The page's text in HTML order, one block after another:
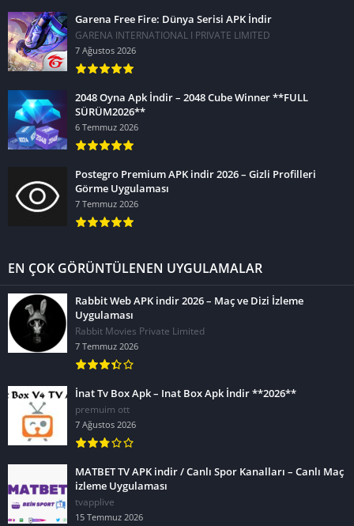
Garena Free Fire: Dünya Serisi APK İndir
GARENA INTERNATIONAL I PRIVATE LIMITED
7 Ağustos 2026
2048 Oyna Apk İndir – 2048 Cube Winner **FULL
SÜRÜM2026**
6 Temmuz 2026
Postegro Premium APK indir 2026 – Gizli Profilleri
Görme Uygulaması
7 Temmuz 2026
EN ÇOK GÖRÜNTÜLENEN UYGULAMALAR
Rabbit Web APK indir 2026 – Maç ve Dizi İzleme
Uygulaması
Rabbit Movies Private Limited
7 Temmuz 2026
İnat Tv Box Apk – Inat Box Apk İndir **2026**
premuim ott
7 Ağustos 2026
MATBET TV APK indir / Canlı Spor Kanalları – Canlı Maç
izleme Uygulaması
tvapplive
15 Temmuz 2026